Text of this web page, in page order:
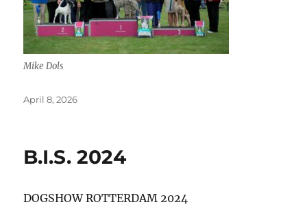
Mike Dols
Posted
April 8, 2026
B.I.S. 2024
DOGSHOW ROTTERDAM 2024